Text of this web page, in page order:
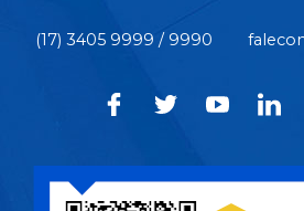
(17) 3405 9999 / 9990